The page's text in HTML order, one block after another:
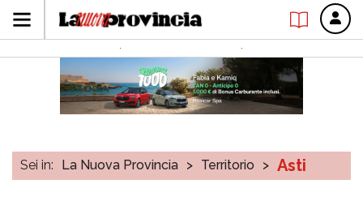
Sei in: La Nuova Provincia > Territorio > Asti